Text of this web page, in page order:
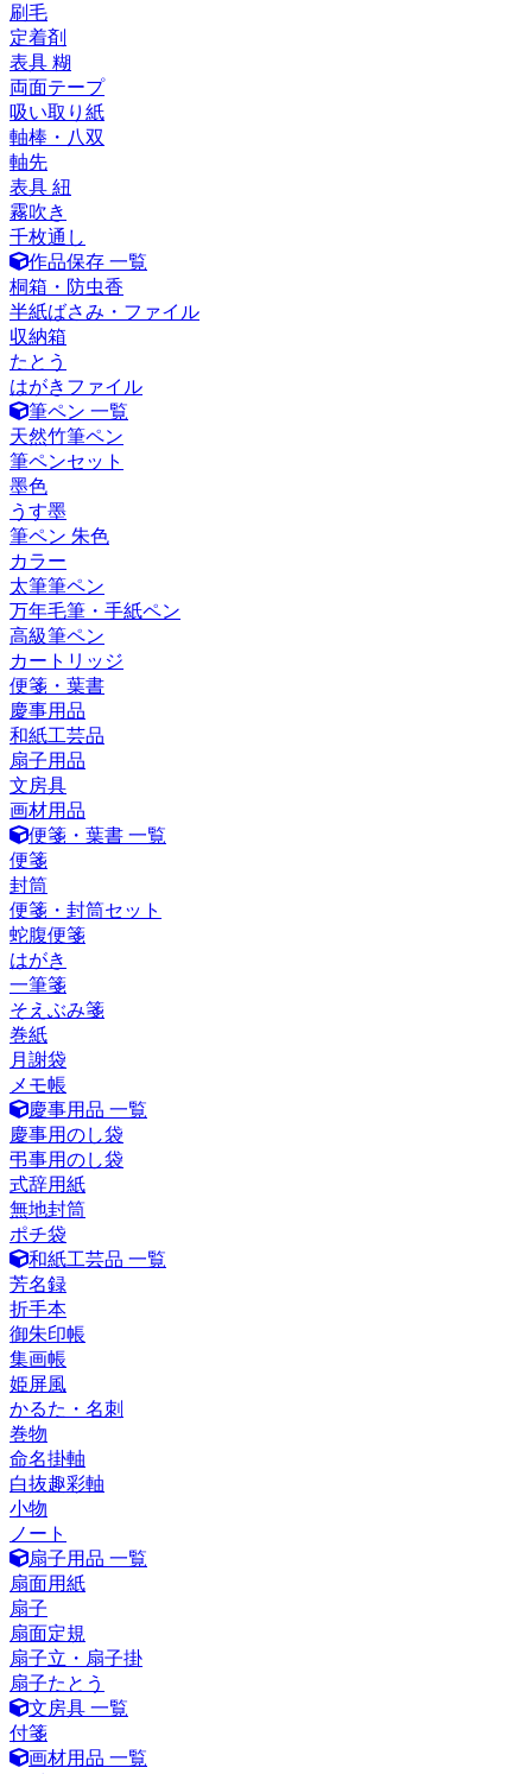
刷毛
定着剤
表具 糊
両面テープ
吸い取り紙
軸棒・八双
軸先
表具 紐
霧吹き
千枚通し
作品保存 一覧
桐箱・防虫香
半紙ばさみ・ファイル
収納箱
たとう
はがきファイル
筆ペン 一覧
天然竹筆ペン
筆ペンセット
墨色
うす墨
筆ペン 朱色
カラー
太筆筆ペン
万年毛筆・手紙ペン
高級筆ペン
カートリッジ
便箋・葉書
慶事用品
和紙工芸品
扇子用品
文房具
画材用品
便箋・葉書 一覧
便箋
封筒
便箋・封筒セット
蛇腹便箋
はがき
一筆箋
そえぶみ箋
巻紙
月謝袋
メモ帳
慶事用品 一覧
慶事用のし袋
弔事用のし袋
式辞用紙
無地封筒
ポチ袋
和紙工芸品 一覧
芳名録
折手本
御朱印帳
集画帳
姫屏風
かるた・名刺
巻物
命名掛軸
白抜趣彩軸
小物
ノート
扇子用品 一覧
扇面用紙
扇子
扇面定規
扇子立・扇子掛
扇子たとう
文房具 一覧
付箋
画材用品 一覧